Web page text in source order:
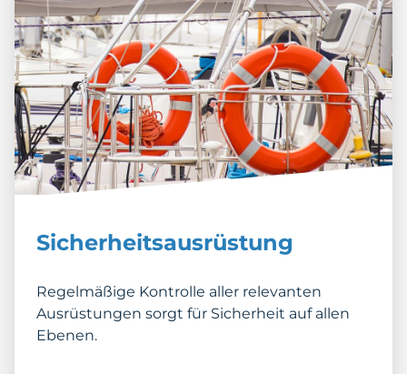
Sicherheitsausrüstung
Regelmäßige Kontrolle aller relevanten
Ausrüstungen sorgt für Sicherheit auf allen
Ebenen.